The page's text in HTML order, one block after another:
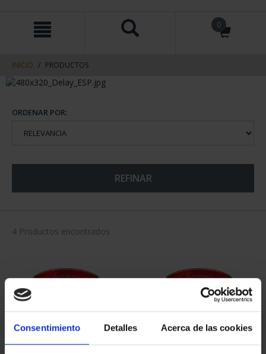
Consentimiento Detalles Acerca de las cookies
contenido
navegacin
0
INICIO PRODUCTOS
ORDENAR POR:
REFINAR
4 Productos encontrados